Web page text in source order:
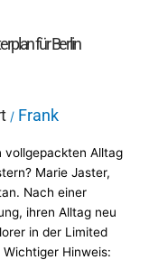
für Berlin
/ Frank
vollgepackten Alltag
Marie Jaster,
Nach einer
ihren Alltag neu
in der Limited
Hinweis: